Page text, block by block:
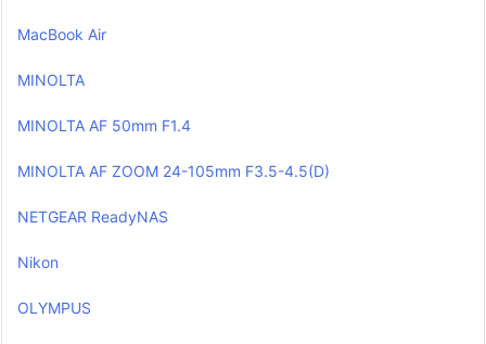
MacBook Air
MINOLTA
MINOLTA AF 50mm F1.4
MINOLTA AF ZOOM 24-105mm F3.5-4.5(D)
NETGEAR ReadyNAS
Nikon
OLYMPUS